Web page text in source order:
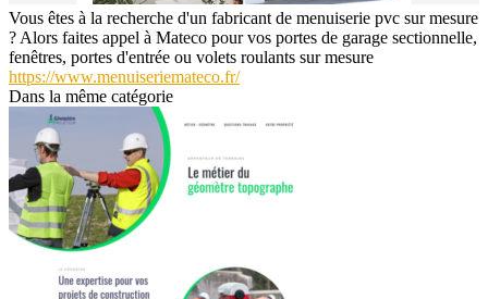
Vous êtes à la recherche d'un fabricant de menuiserie pvc sur mesure
? Alors faites appel à Mateco pour vos portes de garage sectionnelle,
fenêtres, portes d'entrée ou volets roulants sur mesure
https://www.menuiseriemateco.fr/
Dans la même catégorie